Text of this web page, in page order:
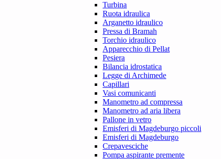
Turbina
Ruota idraulica
Arganetto idraulico
Pressa di Bramah
Torchio idraulico
Apparecchio di Pellat
Pesiera
Bilancia idrostatica
Legge di Archimede
Capillari
Vasi comunicanti
Manometro ad compressa
Manometro ad aria libera
Pallone in vetro
Emisferi di Magdeburgo piccoli
Emisferi di Magdeburgo
Crepavesciche
Pompa aspirante premente